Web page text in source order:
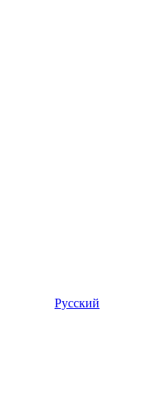
Русский